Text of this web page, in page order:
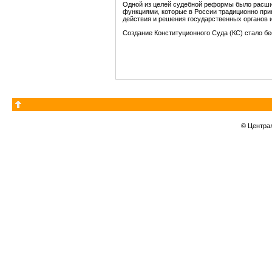
Одной из целей судебной реформы было
функциями, которые в России традиционно
действия и решения государственных органов
Создание Конституционного Суда (КС) стало
©